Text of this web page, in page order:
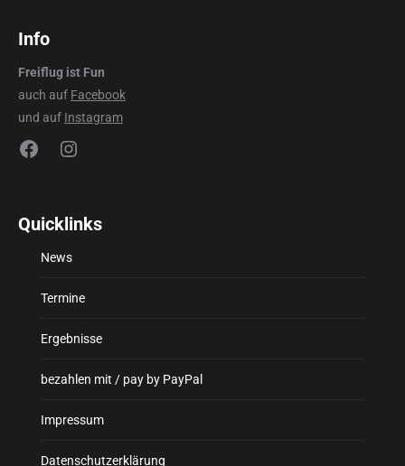
Info
Freiflug ist Fun
auch auf Facebook
und auf Instagram
FacebookInstagram
Quicklinks
News
Termine
Ergebnisse
bezahlen mit / pay by PayPal
Impressum
Datenschutzerklärung